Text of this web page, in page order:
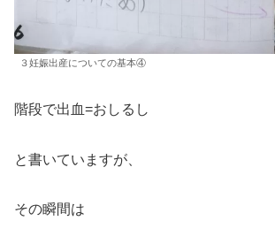
３妊娠出産についての基本④
階段で出血=おしるし
と書いていますが、
その瞬間は